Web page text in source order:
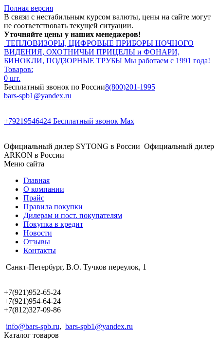
Полная версия
В связи с нестабильным курсом валюты, цены на сайте могут
не соответствовать текущей ситуации.
Уточняйте цены у наших менеджеров!
ТЕПЛОВИЗОРЫ, ЦИФРОВЫЕ ПРИБОРЫ НОЧНОГО
ВИДЕНИЯ, ОХОТНИЧЬИ ПРИЦЕЛЫ и ФОНАРИ,
БИНОКЛИ, ПОДЗОРНЫЕ ТРУБЫ Мы работаем с 1991 года!
Товаров:
0 шт.
Бесплатный звонок по России8(800)201-1995
bars-spb1@yandex.ru
+79219546424 Бесплатный звонок Max
Официальный дилер SYTONG в России Официальный дилер
ARKON в России
Меню сайта
Главная
О компании
Прайс
Правила покупки
Дилерам и пост. покупателям
Покупка в кредит
Новости
Отзывы
Контакты
Санкт-Петербург, В.О. Тучков переулок, 1
+7(921)952-65-24
+7(921)954-64-24
+7(812)327-09-86
info@bars-spb.ru, bars-spb1@yandex.ru
Каталог товаров